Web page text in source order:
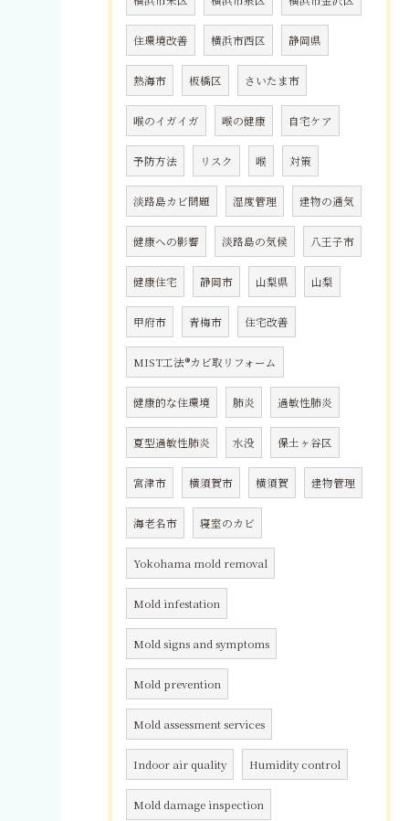
住環境改善 横浜市西区 静岡県
熱海市 板橋区 さいたま市
喉のイガイガ 喉の健康 自宅ケア
予防方法 リスク 喉 対策
淡路島カビ問題 湿度管理 建物の通気
健康への影響 淡路島の気候 八王子市
健康住宅 静岡市 山梨県 山梨
甲府市 青梅市 住宅改善
MIST工法®カビ取リフォーム
健康的な住環境 肺炎 過敏性肺炎
夏型過敏性肺炎 水没 保土ヶ谷区
宮津市 横須賀市 横須賀 建物管理
海老名市 寝室のカビ
Yokohama mold removal
Mold infestation
Mold signs and symptoms
Mold prevention
Mold assessment services
Indoor air quality Humidity control
Mold damage inspection